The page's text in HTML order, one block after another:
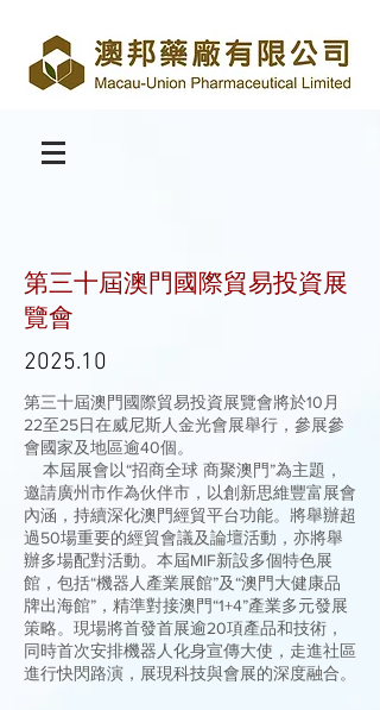
第三十屆澳門國際貿易投資展
覽會
2025.10
第三十屆澳門國際貿易投資展覽會將於10月
22至25日在威尼斯人金光會展舉行，參展參
會國家及地區逾40個。
本屆展會以“招商全球 商聚澳門”為主題，
邀請廣州市作為伙伴市，以創新思維豐富展會
內涵，持續深化澳門經貿平台功能。將舉辦超
過50場重要的經貿會議及論壇活動，亦將舉
辦多場配對活動。本屆MIF新設多個特色展
館，包括“機器人產業展館”及“澳門大健康品
牌出海館”，精準對接澳門“1+4”產業多元發展
策略。現場將首發首展逾20項產品和技術，
同時首次安排機器人化身宣傳大使，走進社區
進行快閃路演，展現科技與會展的深度融合。